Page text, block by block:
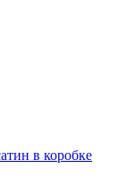
в коробке